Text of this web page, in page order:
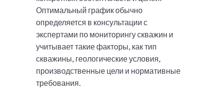
Оптимальный график обычно
определяется в консультации с
экспертами по мониторингу скважин и
учитывает такие факторы, как тип
скважины, геологические условия,
производственные цели и нормативные
требования.